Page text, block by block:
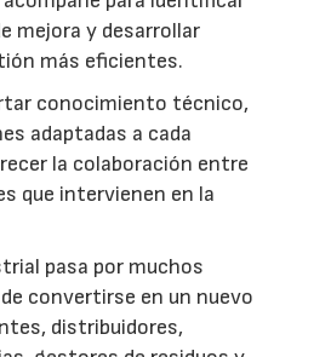
mejora y desarrollar
más eficientes.
conocimiento técnico,
adaptadas a cada
la colaboración entre
que intervienen en la
pasa por muchos
convertirse en un nuevo
distribuidores,